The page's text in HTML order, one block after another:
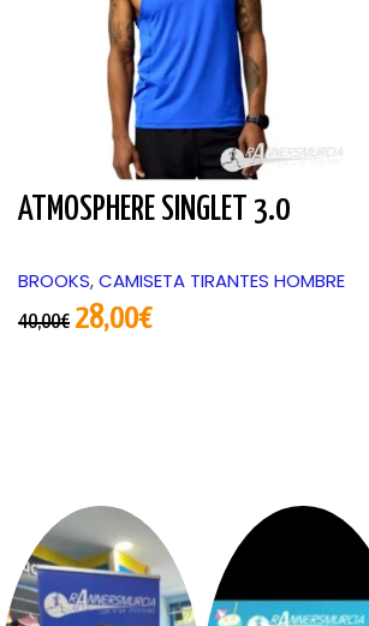
ATMOSPHERE SINGLET 3.0
BROOKS,CAMISETA TIRANTES HOMBRE
40,00€ 28,00€